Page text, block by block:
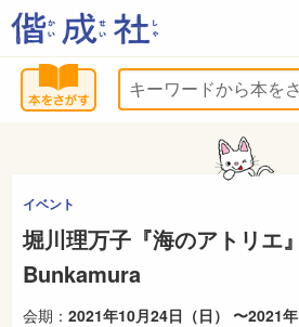
イベント
堀川理万子『海のアトリエ
Bunkamura
会期： 2021年10月24日（日） 〜2021年